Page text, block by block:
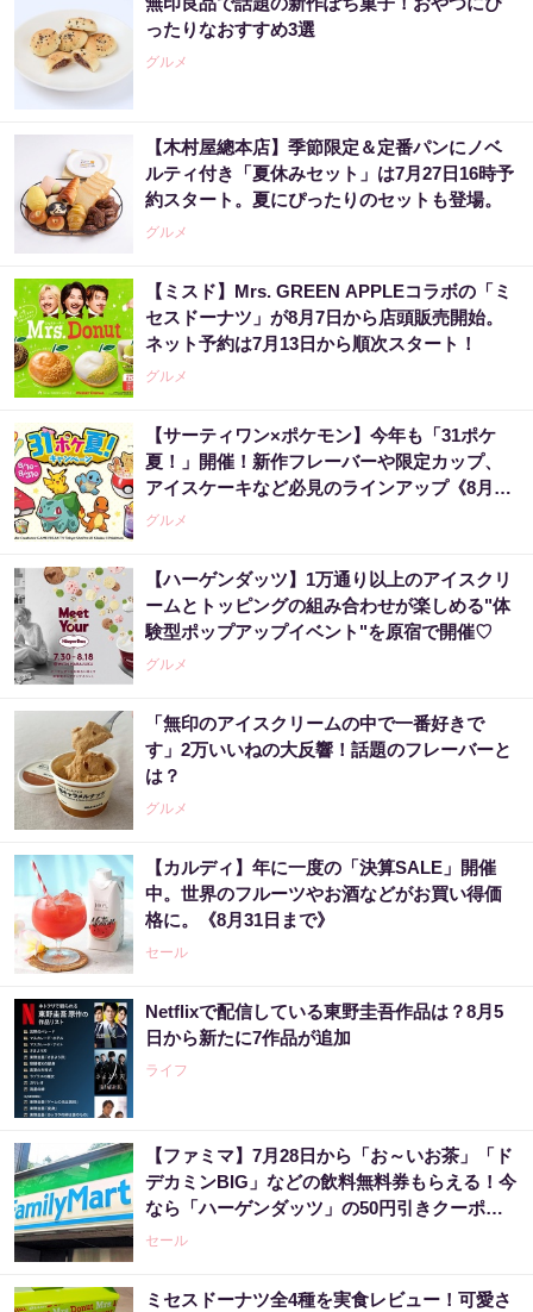
ったりなおすすめ3選
グルメ
【木村屋總本店】季節限定＆定番パンにノベ
ルティ付き「夏休みセット」は7月27日16時予
約スタート。夏にぴったりのセットも登場。
グルメ
【ミスド】Mrs. GREEN APPLEコラボの「ミ
セスドーナツ」が8月7日から店頭販売開始。
ネット予約は7月13日から順次スタート！
グルメ
【サーティワン×ポケモン】今年も「31ポケ
夏！」開催！新作フレーバーや限定カップ、
アイスケーキなど必見のラインアップ《8月1
日スタート》
グルメ
【ハーゲンダッツ】1万通り以上のアイスクリ
ームとトッピングの組み合わせが楽しめる"体
験型ポップアップイベント"を原宿で開催♡
グルメ
「無印のアイスクリームの中で一番好きで
す」2万いいねの大反響！話題のフレーバーと
は？
グルメ
【カルディ】年に一度の「決算SALE」開催
中。世界のフルーツやお酒などがお買い得価
格に。《8月31日まで》
セール
Netflixで配信している東野圭吾作品は？8月5
日から新たに7作品が追加
ライフ
【ファミマ】7月28日から「お～いお茶」「ド
デカミンBIG」などの飲料無料券もらえる！今
なら「ハーゲンダッツ」の50円引きクーポン
も。
セール
ミセスドーナツ全4種を実食レビュー！可愛さ